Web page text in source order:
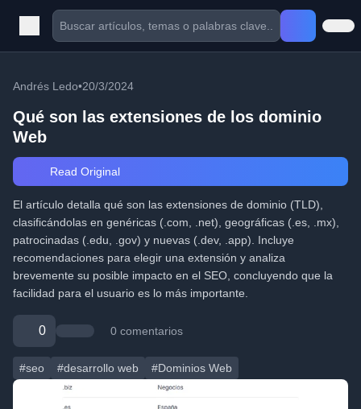
Andrés Ledo•20/3/2024
Qué son las extensiones de los dominio
Web
Read Original
El artículo detalla qué son las extensiones de dominio (TLD),
clasificándolas en genéricas (.com, .net), geográficas (.es, .mx),
patrocinadas (.edu, .gov) y nuevas (.dev, .app). Incluye
recomendaciones para elegir una extensión y analiza
brevemente su posible impacto en el SEO, concluyendo que la
facilidad para el usuario es lo más importante.
0 0 comentarios
#seo #desarrollo web #Dominios Web